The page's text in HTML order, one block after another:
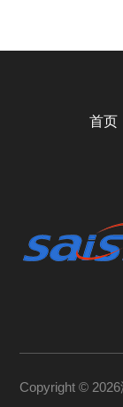
首页
Copyright ©